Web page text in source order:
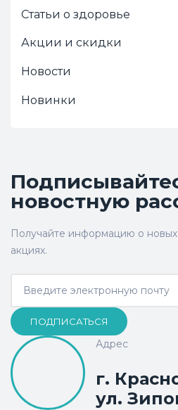
Статьи о здоровье
Акции и скидки
Новости
Новинки
новостную
Получайте информацию о новых
акциях.
ПОДПИСАТЬСЯ
Адрес
г.
ул.